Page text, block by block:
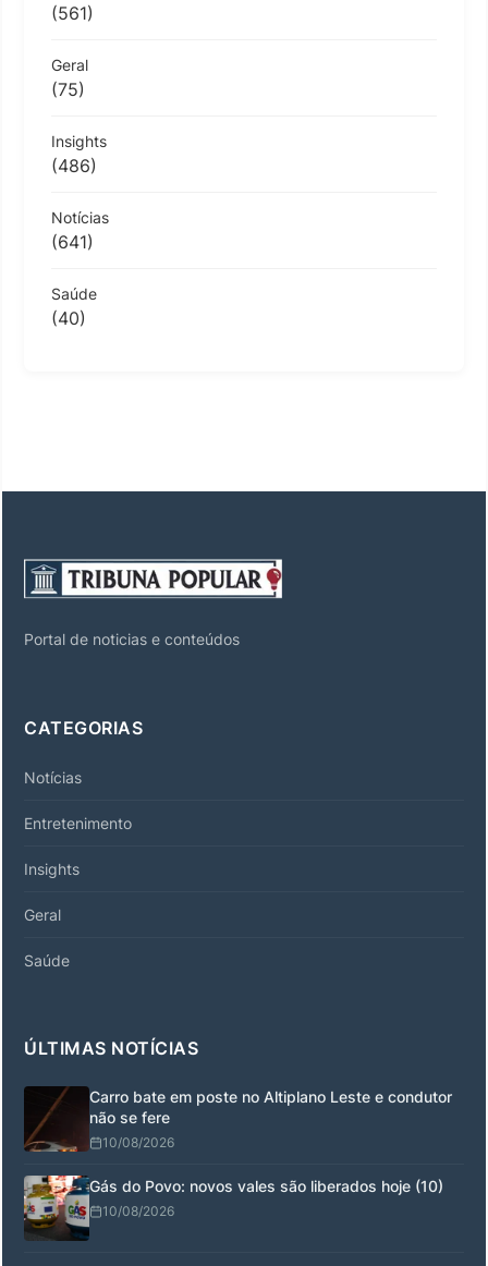
(561)
Geral
(75)
Insights
(486)
Notícias
(641)
Saúde
(40)
Portal de noticias e conteúdos
CATEGORIAS
Notícias
Entretenimento
Insights
Geral
Saúde
ÚLTIMAS NOTÍCIAS
Carro bate em poste no Altiplano Leste e condutor
não se fere
10/08/2026
Gás do Povo: novos vales são liberados hoje (10)
10/08/2026